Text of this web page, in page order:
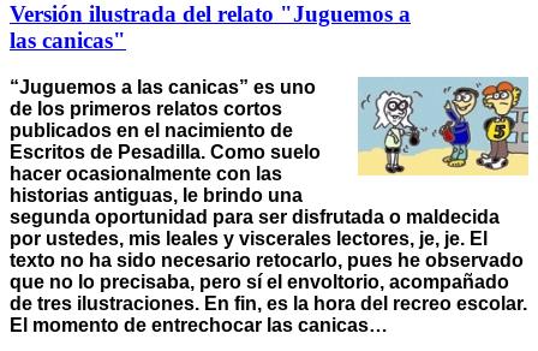
Versión ilustrada del relato "Juguemos a
las canicas"
“Juguemos a las canicas” es uno
de los primeros relatos cortos
publicados en el nacimiento de
Escritos de Pesadilla. Como suelo
hacer ocasionalmente con las
historias antiguas, le brindo una
segunda oportunidad para ser disfrutada o maldecida
por ustedes, mis leales y viscerales lectores, je, je. El
texto no ha sido necesario retocarlo, pues he observado
que no lo precisaba, pero sí el envoltorio, acompañado
de tres ilustraciones. En fin, es la hora del recreo escolar.
El momento de entrechocar las canicas…